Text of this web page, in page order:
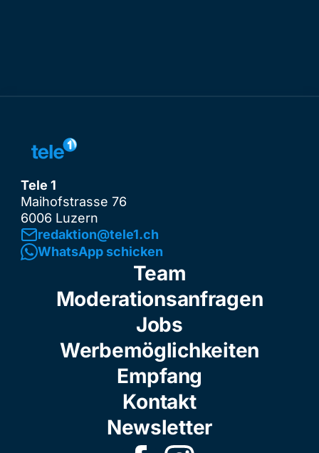
Tele 1
Maihofstrasse 76
6006 Luzern
redaktion@tele1.ch
WhatsApp schicken
Team
Moderationsanfragen
Jobs
Werbemöglichkeiten
Empfang
Kontakt
Newsletter